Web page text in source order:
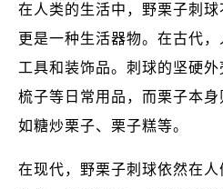
在人类的生活中，野栗子刺球
更是一种生活器物。在古代
工具和装饰品。刺球的坚硬外
梳子等日常用品，而栗子本身
如糖炒栗子、栗子糕等。
在现代，野栗子刺球依然在